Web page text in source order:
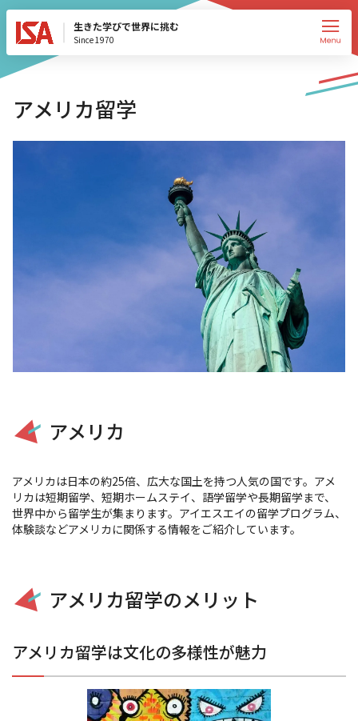
生きた学びで世界に挑む
Since 1970
アメリカ留学
アメリカ
アメリカは日本の約25倍、広大な国土を持つ人気の国です。アメ
リカは短期留学、短期ホームステイ、語学留学や長期留学まで、
世界中から留学生が集まります。アイエスエイの留学プログラム、
体験談などアメリカに関係する情報をご紹介しています。
アメリカ留学のメリット
アメリカ留学は文化の多様性が魅力